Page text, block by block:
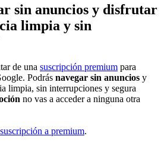
sin anuncios y disfrutar
limpia y sin
de una suscripción premium para
Podrás navegar sin anuncios y
limpia, sin interrupciones y segura
no vas a acceder a ninguna otra
suscripción a premium.